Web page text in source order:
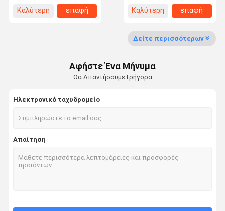
Έλεγχος
Επικοινωνήσ
Ζητήστε Μια
Μηχανή θερμικής σύνδεσης
Μηχανές τρύπησης με βελόνα
μηχάνημα λαναρίσματος
Μηχανή ανοίγματος ινών
Μηχανή σχηματισμού ιστού
Καλύτερη
επαφή
Καλύτερη
επαφή
Δείτε περισσότερων
Αφήστε Ένα Μήνυμα
Θα Απαντήσουμε Γρήγορα
Ηλεκτρονικό ταχυδρομείο
Απαίτηση